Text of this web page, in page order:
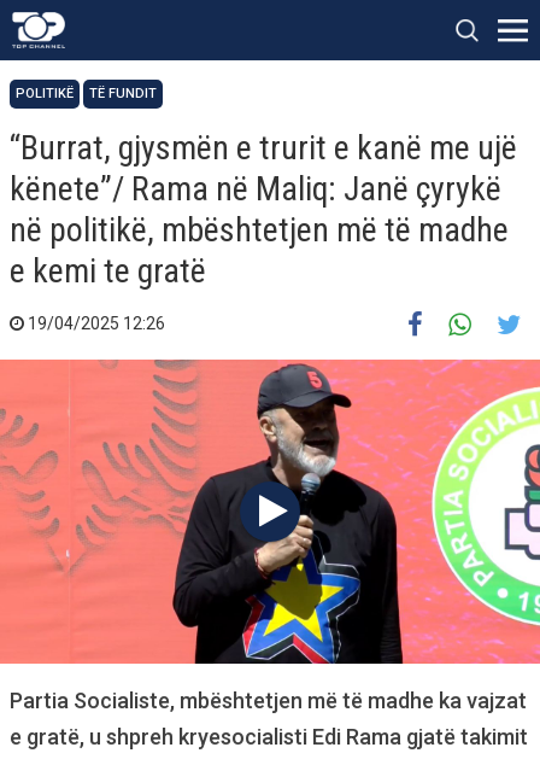
POLITIKË TË FUNDIT
“Burrat, gjysmën e trurit e kanë me ujë
kënete”/ Rama në Maliq: Janë çyrykë
në politikë, mbështetjen më të madhe
e kemi te gratë
19/04/2025 12:26
Partia Socialiste, mbështetjen më të madhe ka vajzat
e gratë, u shpreh kryesocialisti Edi Rama gjatë takimit